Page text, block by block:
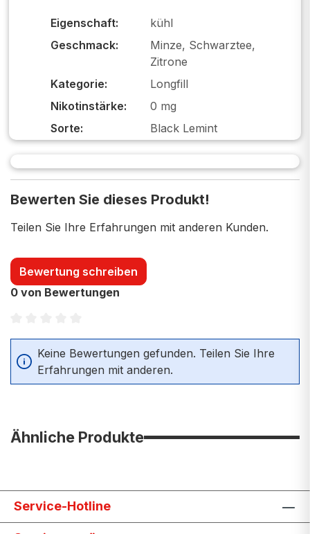
Eigenschaft:
kühl
Geschmack:
Minze, Schwarztee,
Zitrone
Kategorie:
Longfill
Nikotinstärke:
0 mg
Sorte:
Black Lemint
Bewerten Sie dieses Produkt!
Teilen Sie Ihre Erfahrungen mit anderen Kunden.
Bewertung schreiben
0 von Bewertungen
Durchschnittliche Bewertung von 0 von 5 Sternen
Keine Bewertungen gefunden. Teilen Sie Ihre
Erfahrungen mit anderen.
Ähnliche Produkte
Service-Hotline